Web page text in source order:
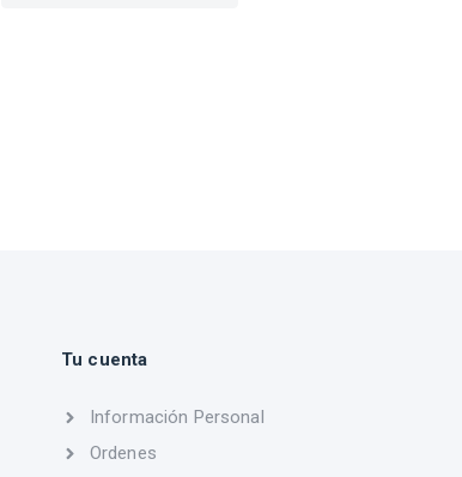
Tu cuenta
Información Personal
Ordenes